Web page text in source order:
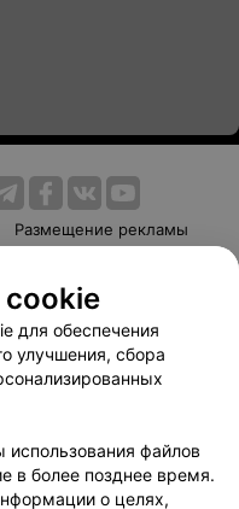
Размещение рекламы
Способы оплаты
103.by
данных
для обеспечения
улучшения, сбора
файлов
в более позднее время.
о целях,